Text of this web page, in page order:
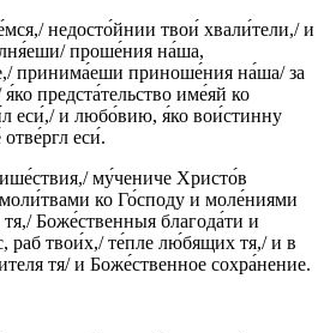
недосто́йнии твои́ хвали́тели,/ и
проше́ния на́ша,
принима́еши приноше́ния на́ша/ за
предста́тельство име́яй ко
еси́,/ и любо́вию, я́ко вои́стинну
еси́.
му́чениче Христо́в
ко Го́споду и моле́ниями
Боже́ственныя благода́ти и
раб твои́х,/ те́пле лю́бящих тя,/ и в
тя/ и Боже́ственное сохра́нение.